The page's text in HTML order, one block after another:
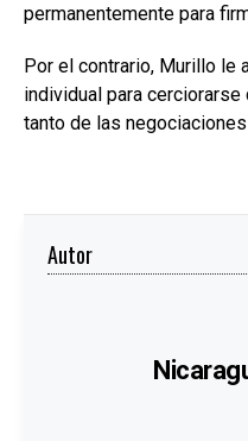
permanentemente para
Por el contrario, Murillo le
individual para
tanto de las
Autor